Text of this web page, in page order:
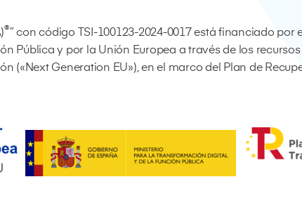
®” con código TSI-100123-2024-0017 está financiado por
Pública y por la Unión Europea a través de los
(«Next Generation EU»), en el marco del Plan de